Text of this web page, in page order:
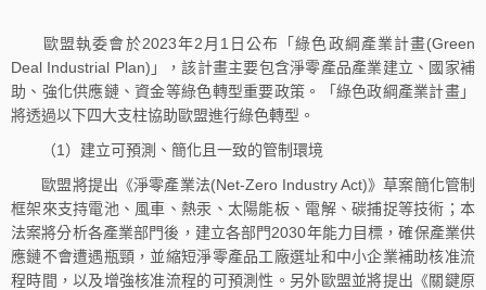
歐盟執委會於2023年2月1日公布「綠色政綱產業計畫(Green
Deal Industrial Plan)」，該計畫主要包含淨零產品產業建立、國家補
助、強化供應鏈、資金等綠色轉型重要政策。「綠色政綱產業計畫」
將透過以下四大支柱協助歐盟進行綠色轉型。
（1）建立可預測、簡化且一致的管制環境
歐盟將提出《淨零產業法(Net-Zero Industry Act)》草案簡化管制
框架來支持電池、風車、熱汞、太陽能板、電解、碳捕捉等技術；本
法案將分析各產業部門後，建立各部門2030年能力目標，確保產業供
應鏈不會遭遇瓶頸，並縮短淨零產品工廠選址和中小企業補助核准流
程時間，以及增強核准流程的可預測性。另外歐盟並將提出《關鍵原